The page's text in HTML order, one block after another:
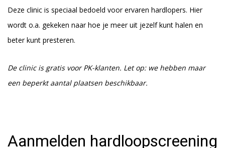
Deze clinic is speciaal bedoeld voor ervaren hardlopers. Hier
wordt o.a. gekeken naar hoe je meer uit jezelf kunt halen en
beter kunt presteren.
De clinic is gratis voor PK-klanten. Let op: we hebben maar
een beperkt aantal plaatsen beschikbaar.